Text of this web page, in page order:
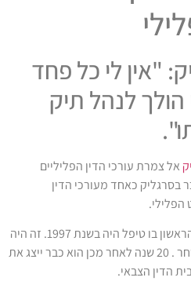
"אין לי כל פחד
לנהל תיק
אל צמרת עורכי הדין הפליליים
בסרגליק כאחד מעורכי הדין
דרכו לצמרת החלה כאשר התיק הראשון בו טיפל היה בשנת 1997. זה היה
כמתמחה בתיק פרשת הבנק למסחר . 20 שנה לאחר מכן הוא כבר ייצג את
הדין הצבאי.